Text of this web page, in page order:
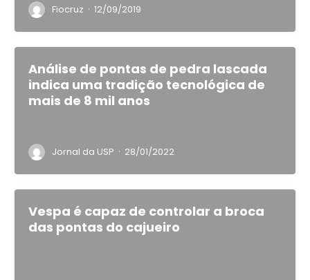
Fiocruz · 12/09/2019
Análise de pontas de pedra lascada
indica uma tradição tecnológica de
mais de 8 mil anos
Jornal da USP · 28/01/2022
Vespa é capaz de controlar a broca
das pontas do cajueiro